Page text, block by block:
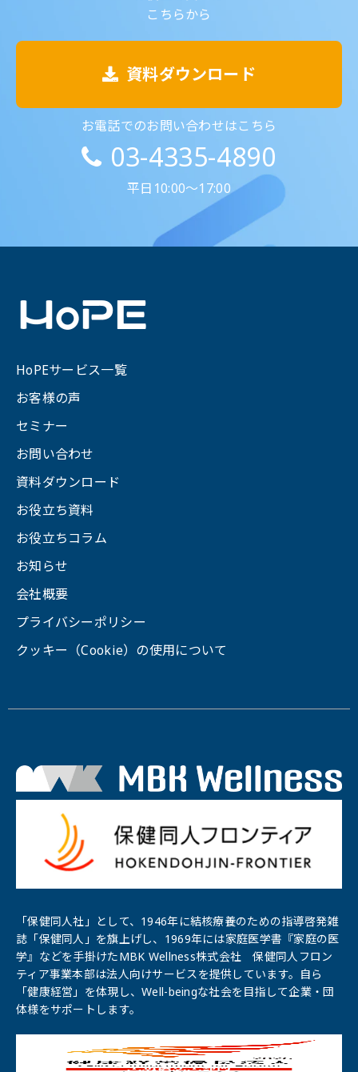
こちらから
資料ダウンロード
お電話でのお問い合わせはこちら
03-4335-4890
平日10:00～17:00
HoPEサービス一覧
お客様の声
セミナー
お問い合わせ
資料ダウンロード
お役立ち資料
お役立ちコラム
お知らせ
会社概要
プライバシーポリシー
クッキー（Cookie）の使用について
「保健同人社」として、1946年に結核療養のための指導啓発雑
誌「保健同⼈」を旗上げし、1969年には家庭医学書『家庭の医
学』などを手掛けたMBK Wellness株式会社 保健同人フロン
ティア事業本部は法人向けサービスを提供しています。自ら
「健康経営」を体現し、Well-beingな社会を目指して企業・団
体様をサポートします。